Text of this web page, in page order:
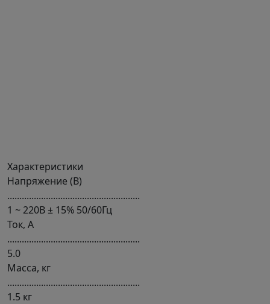
Характеристики
Напряжение (В)
.......................................................
1 ~ 220В ± 15% 50/60Гц
Ток, А
.......................................................
5.0
Масса, кг
.......................................................
1.5 кг